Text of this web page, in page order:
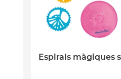
Espirals màgiques